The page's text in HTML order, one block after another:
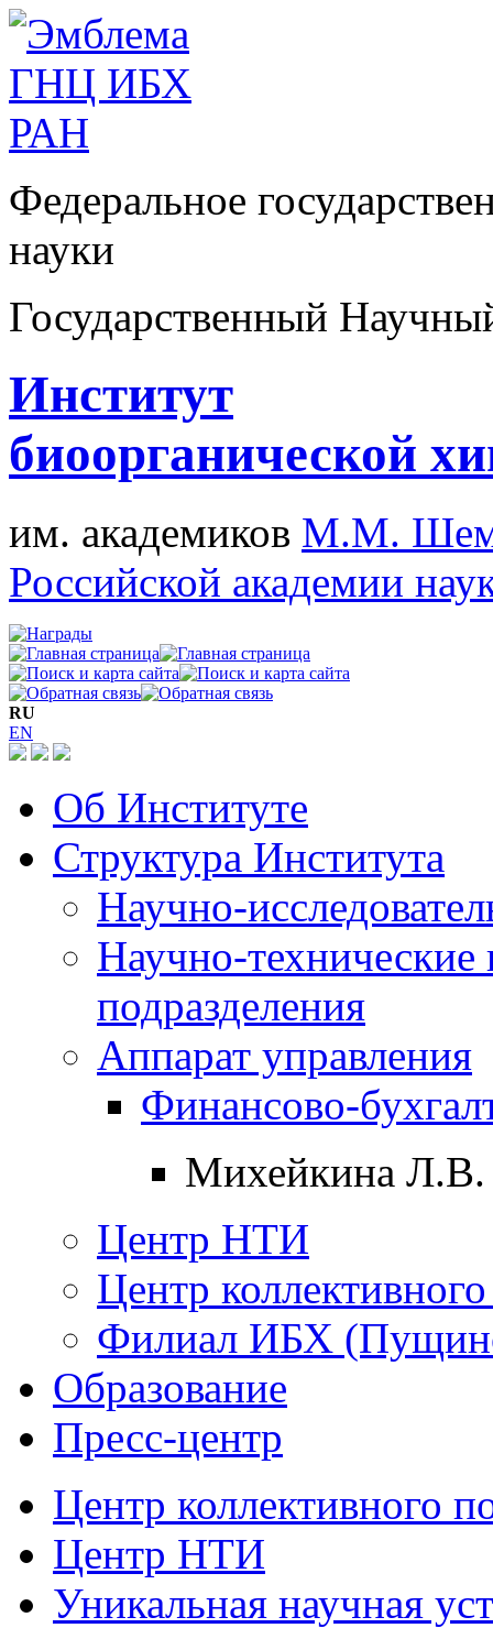
Федеральное
науки
Государственный
Институт
биоорганической
им. академиков М.М.
Российской академии
RU
EN
Об Институте
Структура Института
Научно-
Научно-технические
подразделения
Аппарат управления
Финансово-
Михейкина Л.В.
Центр НТИ
Центр
Филиал ИБХ
Образование
Пресс-центр
Центр коллективного
Центр НТИ
Уникальная научная